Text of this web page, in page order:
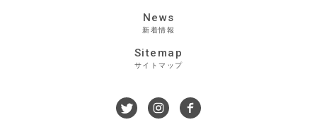
News
新着情報
Sitemap
サイトマップ